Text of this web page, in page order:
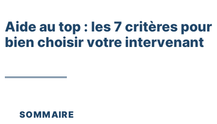
Aide au top : les 7 critères pour
bien choisir votre intervenant
SOMMAIRE